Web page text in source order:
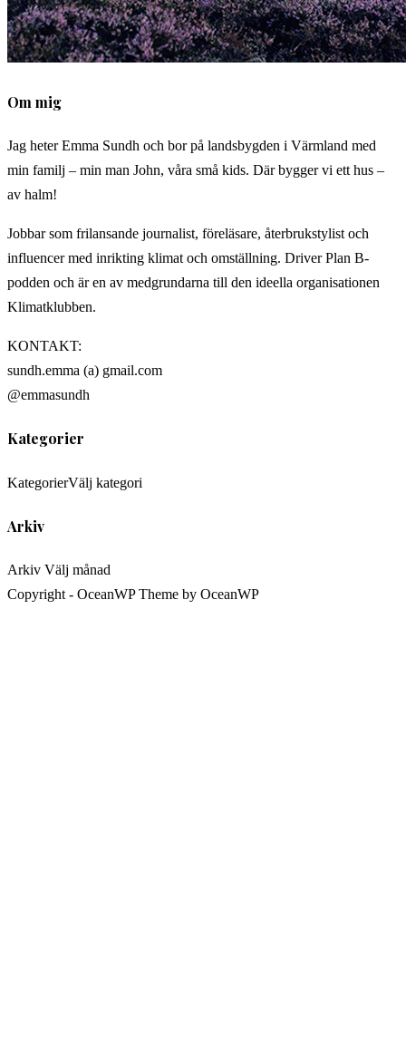
Om mig
Jag heter Emma Sundh och bor på landsbygden i Värmland med
min familj – min man John, våra små kids. Där bygger vi ett hus –
av halm!
Jobbar som frilansande journalist, föreläsare, återbrukstylist och
influencer med inrikting klimat och omställning. Driver Plan B-
podden och är en av medgrundarna till den ideella organisationen
Klimatklubben.
KONTAKT:
sundh.emma (a) gmail.com
@emmasundh
Kategorier
KategorierVälj kategori
Arkiv
Arkiv Välj månad
Copyright - OceanWP Theme by OceanWP